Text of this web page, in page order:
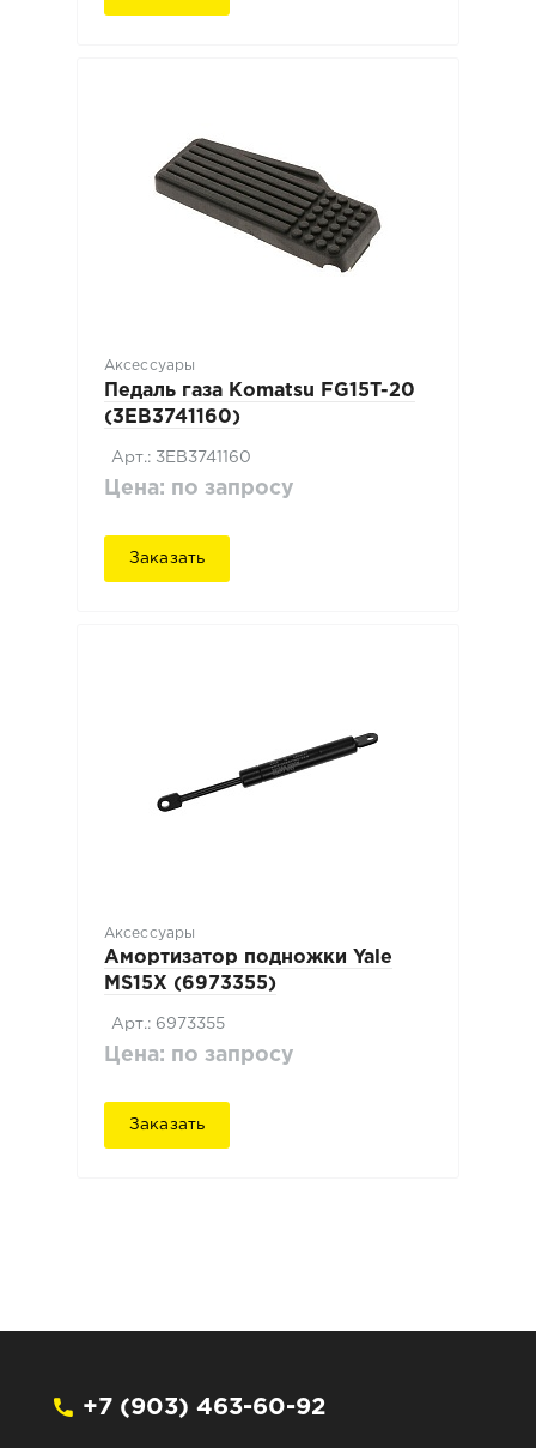
Аксессуары
Педаль газа Komatsu FG15T-20
(3EB3741160)
Арт.: 3EB3741160
Цена: по запросу
Заказать
Аксессуары
Амортизатор подножки Yale
MS15X (6973355)
Арт.: 6973355
Цена: по запросу
Заказать
+7 (903) 463-60-92